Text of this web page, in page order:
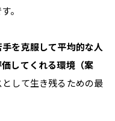
。
手を克服して平均的な人
してくれる環境（案
して生き残るための最